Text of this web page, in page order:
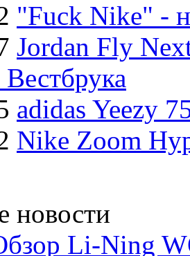
"Fuck Nike" -
Jordan Fly
Вестбрука
adidas Yeezy
Nike Zoom
новости
Li-Ning